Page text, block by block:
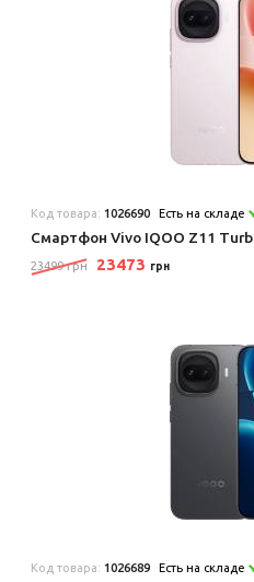
Код товара: 1026690 Есть на складе
Смартфон Vivo IQOO Z11
23499 грн 23473 грн
Код товара: 1026689 Есть на складе